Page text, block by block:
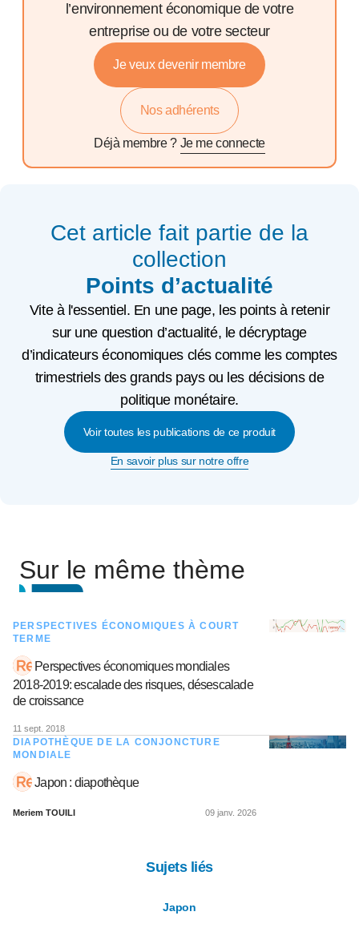
l’environnement économique de votre
entreprise ou de votre secteur
Je veux devenir membre
Nos adhérents
Déjà membre ? Je me connecte
Cet article fait partie de la
collection
Points d’actualité
Vite à l'essentiel. En une page, les points à retenir
sur une question d’actualité, le décryptage
d’indicateurs économiques clés comme les comptes
trimestriels des grands pays ou les décisions de
politique monétaire.
Voir toutes les publications de ce produit
En savoir plus sur notre offre
Sur le même thème
PERSPECTIVES ÉCONOMIQUES À COURT
TERME
Perspectives économiques mondiales
2018-2019: escalade des risques, désescalade
de croissance
11 sept. 2018
DIAPOTHÈQUE DE LA CONJONCTURE
MONDIALE
Japon : diapothèque
Meriem TOUILI 09 janv. 2026
Sujets liés
Japon